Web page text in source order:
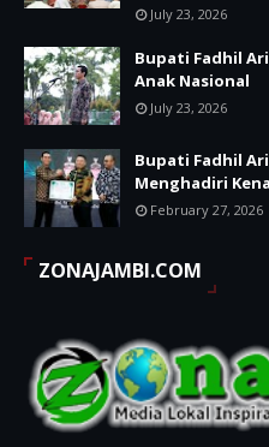
July 23, 2026
Bupati Fadhil
Anak Nasional
July 23, 2026
Bupati Fadhil
Menghadiri
February 27, 2026
ZONAJAMBI.COM